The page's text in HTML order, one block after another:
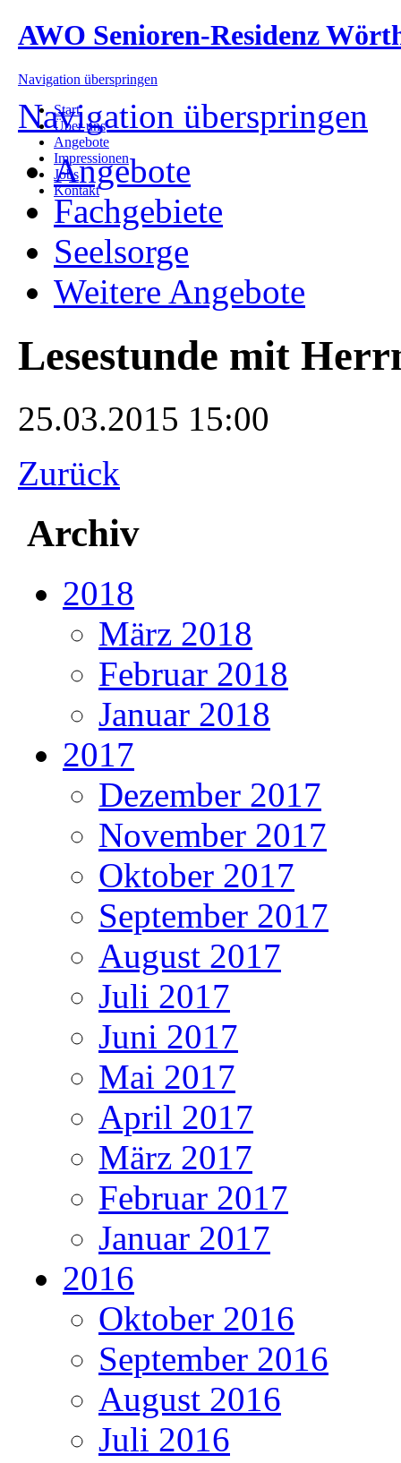
AWO Senioren-Residenz
Navigation überspringen
Start
Über uns
Angebote
Impressionen
Jobs
Kontakt
Navigation überspringen
Angebote
Fachgebiete
Seelsorge
Weitere Angebote
Lesestunde mit
25.03.2015 15:00
Zurück
Archiv
2018
März 2018
Februar 2018
Januar 2018
2017
Dezember 2017
November 2017
Oktober 2017
September 2017
August 2017
Juli 2017
Juni 2017
Mai 2017
April 2017
März 2017
Februar 2017
Januar 2017
2016
Oktober 2016
September 2016
August 2016
Juli 2016